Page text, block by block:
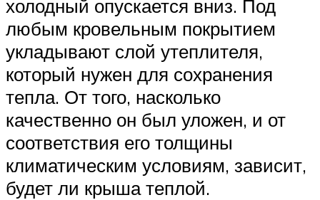
холодный опускается вниз. Под
любым кровельным покрытием
укладывают слой утеплителя,
который нужен для сохранения
тепла. От того, насколько
качественно он был уложен, и от
соответствия его толщины
климатическим условиям, зависит,
будет ли крыша теплой.